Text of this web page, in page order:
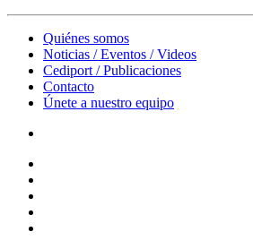
Quiénes somos
Noticias / Eventos / Videos
Cediport / Publicaciones
Contacto
Únete a nuestro equipo